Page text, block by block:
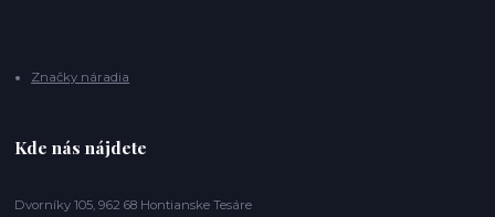
Značky náradia
Kde nás nájdete
Dvorníky 105, 962 68 Hontianske Tesáre